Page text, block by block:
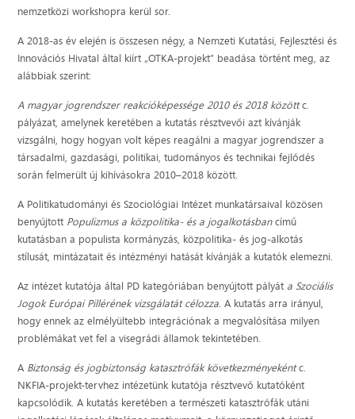
nemzetközi workshopra kerül sor.
A 2018-as év elején is összesen négy, a Nemzeti Kutatási, Fejlesztési és
Innovációs Hivatal által kiírt „OTKA-projekt” beadása történt meg, az
alábbiak szerint:
A magyar jogrendszer reakcióképessége 2010 és 2018 közöttc.
pályázat, amelynek keretében a kutatás résztvevői azt kívánják
vizsgálni, hogy hogyan volt képes reagálni a magyar jogrendszer a
társadalmi, gazdasági, politikai, tudományos és technikai fejlődés
során felmerült új kihívásokra 2010–2018 között.
A Politikatudományi és Szociológiai Intézet munkatársaival közösen
benyújtott Populizmus a közpolitika- és a jogalkotásbancímű
kutatásban a populista kormányzás, közpolitika- és jog-alkotás
stílusát, mintázatait és intézményi hatását kívánják a kutatók elemezni.
Az intézet kutatója által PD kategóriában benyújtott pályát a Szociális
Jogok Európai Pillérének vizsgálatát célozza.A kutatás arra irányul,
hogy ennek az elmélyültebb integrációnak a megvalósítása milyen
problémákat vet fel a visegrádi államok tekintetében.
A Biztonság és jogbiztonság katasztrófák következményekéntc.
NKFIA-projekt-tervhez intézetünk kutatója résztvevő kutatóként
kapcsolódik. A kutatás keretében a természeti katasztrófák utáni